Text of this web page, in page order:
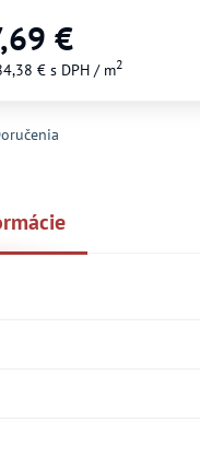
€
€ s DPH/ m2